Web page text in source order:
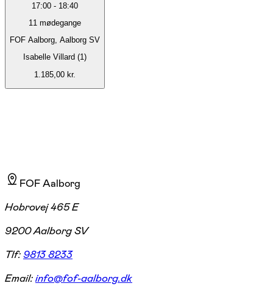
17:00 - 18:40
11 mødegange
FOF Aalborg, Aalborg SV
Isabelle Villard (1)
1.185,00 kr.
FOF Aalborg
Hobrovej 465 E
9200 Aalborg SV
Tlf:9813 8233
Email:info@fof-aalborg.dk